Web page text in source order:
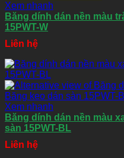
Xem nhanh
Băng dính dán nền màu
15PWT-W
Liên hệ
Xem nhanh
Băng dính dán nền màu
sàn 15PWT-BL
Liên hệ